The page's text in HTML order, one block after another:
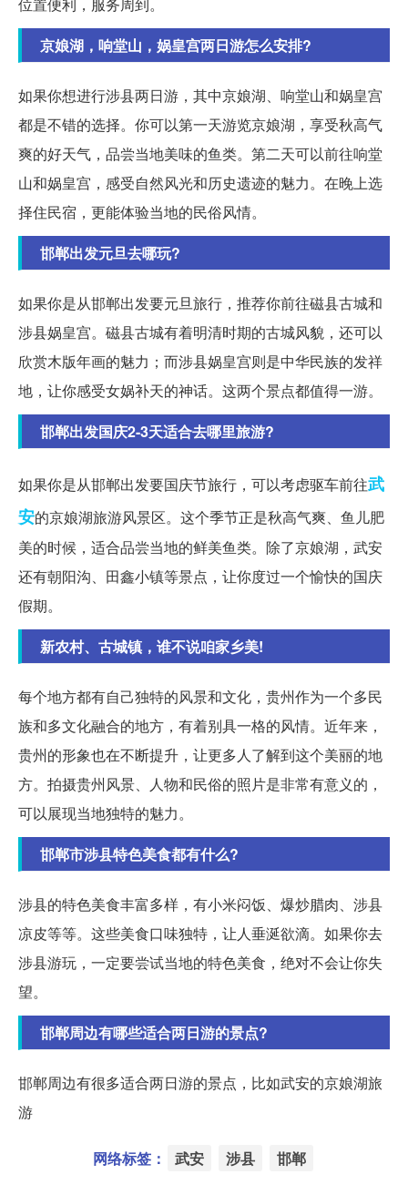
京娘湖，响堂山，娲皇宫两日游怎么安排?
如果你想进行涉县两日游，其中京娘湖、响堂山和娲皇宫
都是不错的选择。你可以第一天游览京娘湖，享受秋高气
爽的好天气，品尝当地美味的鱼类。第二天可以前往响堂
山和娲皇宫，感受自然风光和历史遗迹的魅力。在晚上选
择住民宿，更能体验当地的民俗风情。
邯郸出发元旦去哪玩?
如果你是从邯郸出发要元旦旅行，推荐你前往磁县古城和
涉县娲皇宫。磁县古城有着明清时期的古城风貌，还可以
欣赏木版年画的魅力；而涉县娲皇宫则是中华民族的发祥
地，让你感受女娲补天的神话。这两个景点都值得一游。
邯郸出发国庆2-3天适合去哪里旅游?
如果你是从邯郸出发要国庆节旅行，可以考虑驱车前往武
安的京娘湖旅游风景区。这个季节正是秋高气爽、鱼儿肥
美的时候，适合品尝当地的鲜美鱼类。除了京娘湖，武安
还有朝阳沟、田鑫小镇等景点，让你度过一个愉快的国庆
假期。
新农村、古城镇，谁不说咱家乡美!
每个地方都有自己独特的风景和文化，贵州作为一个多民
族和多文化融合的地方，有着别具一格的风情。近年来，
贵州的形象也在不断提升，让更多人了解到这个美丽的地
方。拍摄贵州风景、人物和民俗的照片是非常有意义的，
可以展现当地独特的魅力。
邯郸市涉县特色美食都有什么?
涉县的特色美食丰富多样，有小米闷饭、爆炒腊肉、涉县
凉皮等等。这些美食口味独特，让人垂涎欲滴。如果你去
涉县游玩，一定要尝试当地的特色美食，绝对不会让你失
望。
邯郸周边有哪些适合两日游的景点?
邯郸周边有很多适合两日游的景点，比如武安的京娘湖旅
游
网络标签： 武安 涉县 邯郸